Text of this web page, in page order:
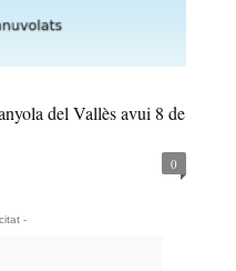
del Vallès avui 8 de
0
-